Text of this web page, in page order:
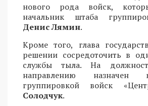
нового рода войск,
начальник штаба
Денис Лямин.
Кроме того, глава
решении сосредоточить в
службы тыла. На
направлению назначен
группировкой войск
Солодчук.